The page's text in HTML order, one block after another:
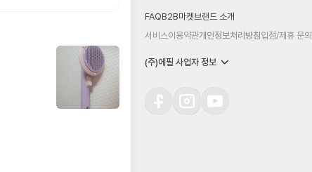
FAQB2B마켓 브랜드 소개
서비스이용약관개인정보처리방침입점/제휴 문의
(주)에필 사업자 정보